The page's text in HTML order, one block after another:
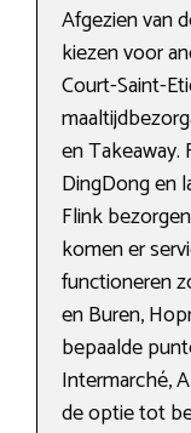
Afgezien van
kiezen voor
Court-Saint-
en Takeaway.
DingDong en
Flink
komen er
functioneren
en Buren,
bepaalde
Intermarché,
de optie tot